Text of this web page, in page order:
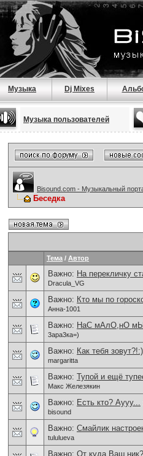
Музыка Dj Mixes
Музыка пользователей
Bisound.com - Музыкальный
Беседка
Тема / Автор
Важно: На перекличку
Dracula_VG
Важно: Кто мы по
Анна-1001
Важно: НаС мАлО,нО
3ара3ка=)
Важно: Как тебя зовут?!:)
margaritta
Важно: Тупой и ещё
Макс Железякин
Важно: Есть кто? Аууу...
bisound
Важно: Смайлик
tululueva
Важно: От куда Ваш